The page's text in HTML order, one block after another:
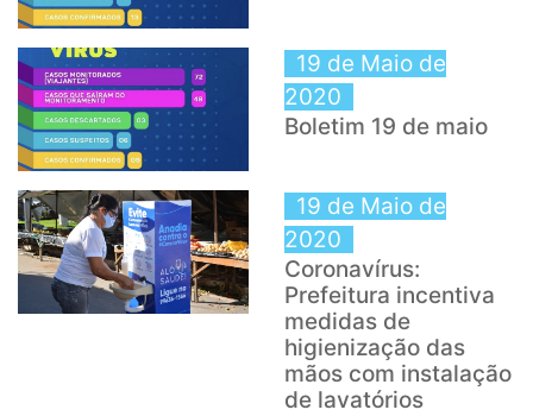
19 de Maio de
2020
Boletim 19 de maio
19 de Maio de
2020
Coronavírus:
Prefeitura incentiva
medidas de
higienização das
mãos com instalação
de lavatórios